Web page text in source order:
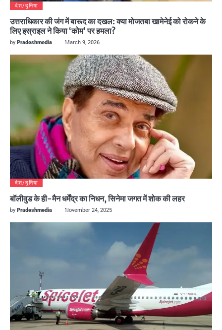
देश/दुनिया
उत्तराधिकार की जंग में बारूद का दखल: क्या मोजतबा खामेनेई को रोकने के
लिए इस्राइल ने किया ‘कोम’ पर हमला?
by Pradeshmedia March 9, 2026
देश/दुनिया
बॉलीवुड के ही-मैन धर्मेंद्र का निधन, सिनेमा जगत में शोक की लहर
by Pradeshmedia November 24, 2025